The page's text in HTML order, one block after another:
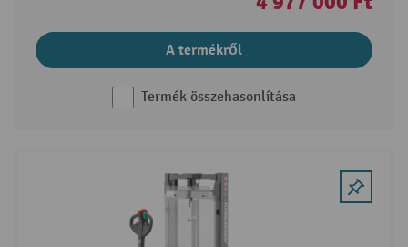
A termékről
Termék összehasonlítása